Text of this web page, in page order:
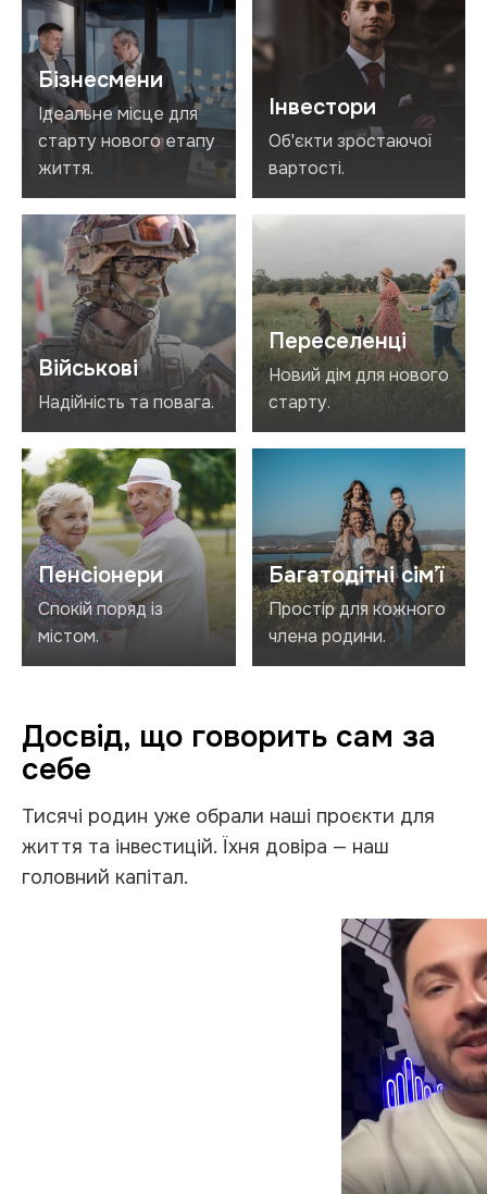
Бізнесмени
Ідеальне місце для
старту нового етапу
життя.
Інвестори
Об'єкти зростаючої
вартості.
Військові
Надійність та повага.
Переселенці
Новий дім для нового
старту.
Пенсіонери
Спокій поряд із
містом.
Багатодітні сім’ї
Простір для кожного
члена родини.
Досвід, що говорить сам за
себе
Тисячі родин уже обрали наші проєкти для
життя та інвестицій. Їхня довіра — наш
головний капітал.